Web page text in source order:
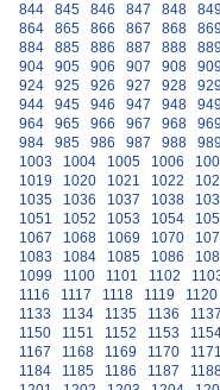
844
845 846 847 848 849
864
865 866 867 868 869
884
885 886 887 888 889
904
905 906 907 908 909
924
925 926 927 928 929
944
945 946 947 948 949
964
965 966 967 968 969
984
985 986 987 988 989
1003
1004 1005 1006
1019
1020 1021 1022
1035
1036 1037 1038
1051
1052 1053 1054
1067
1068 1069 1070
1083
1084 1085 1086
1099
1100 1101 1102
1116
1117 1118 1119 1120
1133
1134 1135 1136 1137
1150
1151 1152 1153
1167
1168 1169 1170 1171
1184
1185 1186 1187